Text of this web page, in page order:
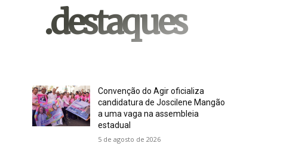
.destaques
Convenção do Agir oficializa
candidatura de Joscilene Mangão
a uma vaga na assembleia
estadual
5 de agosto de 2026